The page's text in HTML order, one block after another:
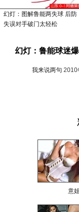
幻灯：图解鲁能两失球 后防
失误对手破门太轻松
幻灯：鲁能球迷
我来说两句 2010
意